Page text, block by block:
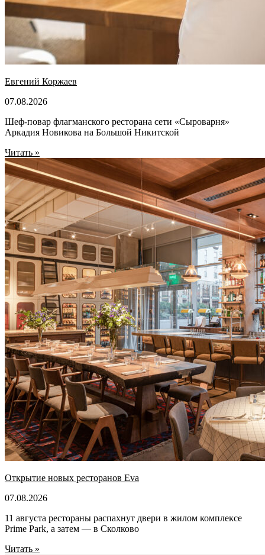
Евгений Коржаев
07.08.2026
Шеф-повар флагманского ресторана сети «Сыроварня»
Аркадия Новикова на Большой Никитской
Читать »
Открытие новых ресторанов Eva
07.08.2026
11 августа рестораны распахнут двери в жилом комплексе
Prime Park, а затем — в Сколково
Читать »